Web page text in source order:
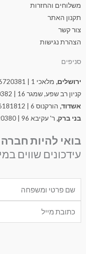
משלוחים והחזרות
תקנון האתר
צור קשר
הצהרת נגישות
סניפים
ירושלים,מלאכי 1 | 055-6720381
קניון רב שפע, שמגר 16 | 055-6720382
אשדוד,הורקנוס 6 | 08-6181812
בני ברק,ר' עקיבא 96 | 055-6720380
בואי להיות חברה
עידכונים שווים